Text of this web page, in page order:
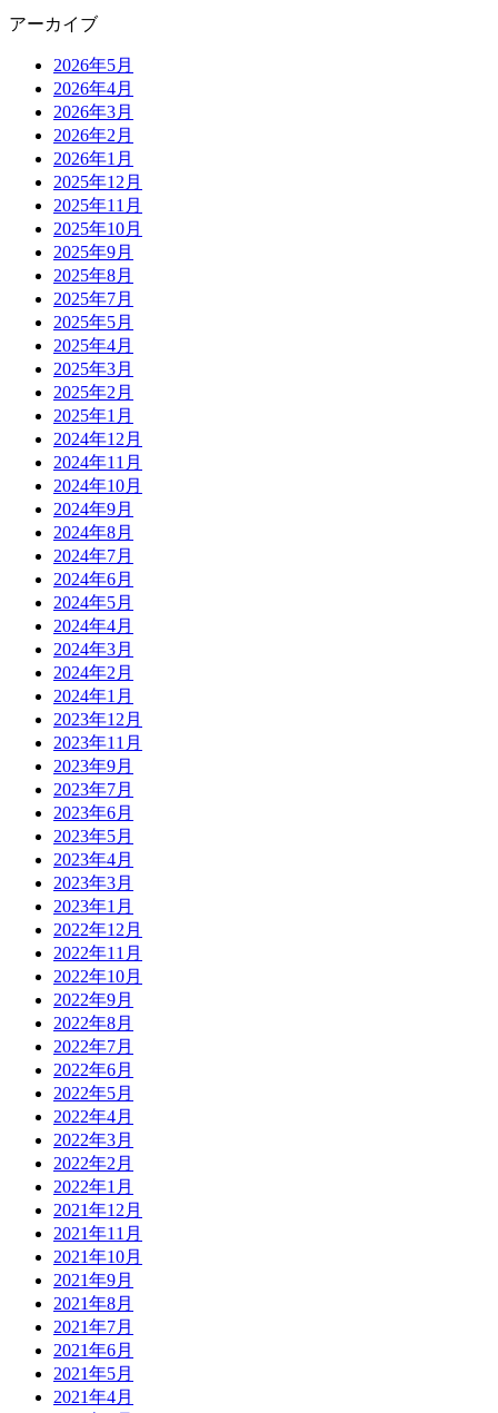
アーカイブ
2026年5月
2026年4月
2026年3月
2026年2月
2026年1月
2025年12月
2025年11月
2025年10月
2025年9月
2025年8月
2025年7月
2025年5月
2025年4月
2025年3月
2025年2月
2025年1月
2024年12月
2024年11月
2024年10月
2024年9月
2024年8月
2024年7月
2024年6月
2024年5月
2024年4月
2024年3月
2024年2月
2024年1月
2023年12月
2023年11月
2023年9月
2023年7月
2023年6月
2023年5月
2023年4月
2023年3月
2023年1月
2022年12月
2022年11月
2022年10月
2022年9月
2022年8月
2022年7月
2022年6月
2022年5月
2022年4月
2022年3月
2022年2月
2022年1月
2021年12月
2021年11月
2021年10月
2021年9月
2021年8月
2021年7月
2021年6月
2021年5月
2021年4月